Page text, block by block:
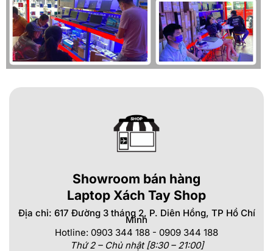
Showroom bán hàng
Laptop Xách Tay Shop
Địa chỉ: 617 Đường 3 tháng 2, P. Diên Hồng, TP Hồ Chí
Minh
Hotline: 0903 344 188 - 0909 344 188
Thứ 2 – Chủ nhật [8:30 – 21:00]